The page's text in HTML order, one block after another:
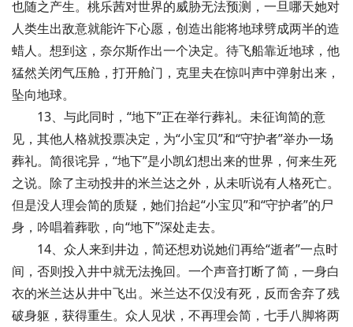
也随之产生。桃乐茜对世界的威胁无法预测，一旦哪天她对
人类生出敌意就能许下心愿，创造出能将地球劈成两半的造
蜡人。想到这，奈尔斯作出一个决定。待飞船靠近地球，他
猛然关闭气压舱，打开舱门，克里夫在惊叫声中弹射出来，
坠向地球。
13、与此同时，“地下”正在举行葬礼。未征询简的意
见，其他人格就投票决定，为“小宝贝”和“守护者”举办一场
葬礼。简很诧异，“地下”是小凯幻想出来的世界，何来生死
之说。除了主动投井的米兰达之外，从未听说有人格死亡。
但是没人理会简的质疑，她们抬起“小宝贝”和“守护者”的尸
身，吟唱着葬歌，向“地下”深处走去。
14、众人来到井边，简还想劝说她们再给“逝者”一点时
间，否则投入井中就无法挽回。一个声音打断了简，一身白
衣的米兰达从井中飞出。米兰达不仅没有死，反而舍弃了残
破身躯，获得重生。众人见状，不再理会简，七手八脚将两